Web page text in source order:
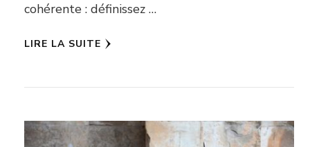
cohérente : définissez …
LIRE LA SUITE